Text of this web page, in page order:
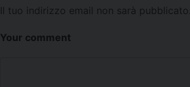
Il tuo indirizzo email non sarà pubblicato.
Your comment